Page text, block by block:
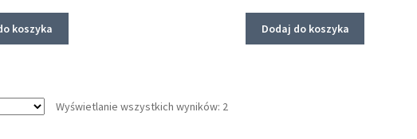
koszyka Dodaj do koszyka
Wyświetlanie wszystkich wyników: 2